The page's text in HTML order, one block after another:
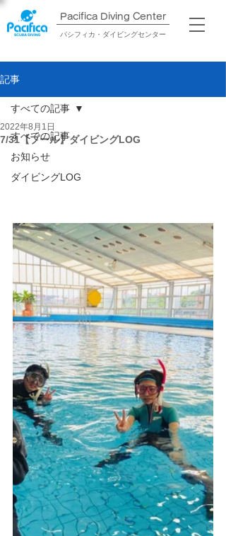
Pacifica Diving Center​
パシフィカ・ダイビングセンター
記事
すべての記事
お知らせ
ダイビングLOG
すべての記事
7/31【プール】ダイビングLOG
2022年8月1日